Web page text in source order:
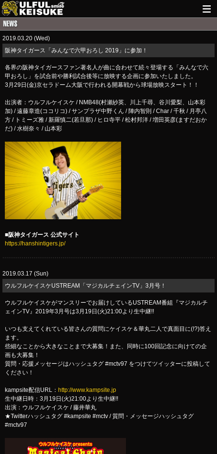
LIVE INFO
GUITAR WORKS
ITEM
MAIL
2019.03.20 (Wed)
​阪神タイガース「みんなで六甲おろし 2019」に参加！
各界の阪神タイガースファン著名人が曲に合わせて続々登場する「みんなで六
甲おろし」を試合前や勝利試合後等に放映する企画に参加いたしました。
3月29日(金)京セラドーム大阪で行われる開幕戦から球場放映スタート！！
出演者：ウルフルケイスケ / NMB48(村瀬紗英、川上千尋、谷川愛梨、山本彩
加) / 遠藤章造(ココリコ) / サンプラザ中野くん / 陣内智則 / Char / 千秋 / 月亭八
方 / トミーズ雅 / 新羅慎二(若旦那) / ヒロ寺平 / 松村邦洋 / 増田英彦(ますだおか
だ) / 水樹奈々 / 山本彩
■阪神タイガース 公式サイト
https://hanshintigers.jp/
2019.03.17 (Sun)
ウルフルケイスケUSTREAM「マジカルチェインTV」3月号！
ウルフルケイスケがマンスリーでお届けしているUSTREAM番組『マジカルチ
ェインTV』2019年3月号は3月19日(火)21:00より生中継!!
いつも支えてくれている皆さんの質問にケイスケ＆華丸二人で真面目に(!?)答え
ます。
些細なことから大きなことまで大募集！また、同時に100回記念に向けての企
画も大募集！
質問・応援メッセージはハッシュタグ #mctv97 をつけてツイッターに投稿して
ください！
kampsite配信URL： http://www.kampsite.jp
生中継日時：3月19日(火)21:00より生中継!!
出演：ウルフルケイスケ / 藤井華丸
★Twitterハッシュタグ #kampsite #mctv / 質問・メッセージハッシュタグ
#mctv97